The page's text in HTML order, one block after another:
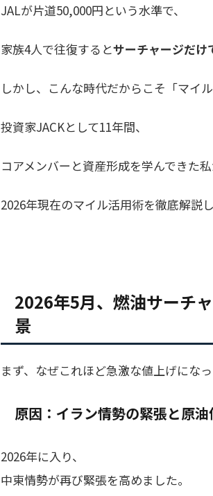
JALが片道50,000円という水準で、
家族4人で往復するとサーチャージだけ
しかし、こんな時代だからこそ「マイ
投資家JACKとして11年間、
コアメンバーと資産形成を学んできた私
2026年現在のマイル活用術を徹底解説し
2026年5月、燃油サーチ
景
まず、なぜこれほど急激な値上げにな
原因：イラン情勢の緊張と原
2026年に入り、
中東情勢が再び緊張を高めました。